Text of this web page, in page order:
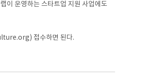
이 운영하는 스타트업 지원 사업에도
접수하면 된다.